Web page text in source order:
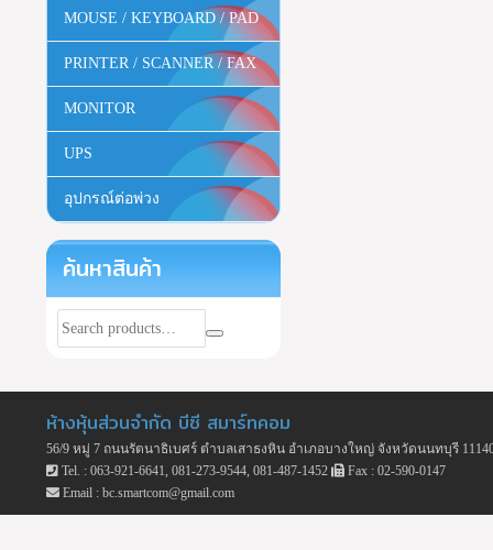
MOUSE / KEYBOARD / PAD
PRINTER / SCANNER / FAX
MONITOR
UPS
อุปกรณ์ต่อพ่วง
ค้นหาสินค้า
ห้างหุ้นส่วนจำกัด บีซี สมาร์ทคอม
56/9 หมู่ 7 ถนนรัตนาธิเบศร์ ตำบลเสาธงหิน อำเภอบางใหญ่ จังหวัดนนทบุรี
Tel. : 063-921-6641, 081-273-9544, 081-487-1452
Fax : 02-590-0147
Email : bc.smartcom@gmail.com